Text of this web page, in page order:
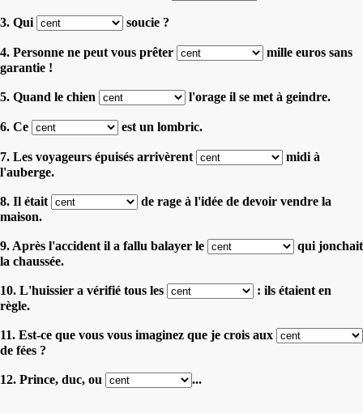
3. Qui soucie ?
4. Personne ne peut vous prêter
mille euros sans
garantie !
5. Quand le chien l'orage il se met à geindre.
6. Ce est un lombric.
7. Les voyageurs épuisés arrivèrent
midi à
l'auberge.
8. Il était
de rage à l'idée de devoir vendre la
maison.
9. Après l'accident il a fallu balayer le
qui jonchait
la chaussée.
10. L'huissier a vérifié tous les
: ils étaient en
règle.
11. Est-ce que vous vous imaginez que je crois aux
de fées ?
12. Prince, duc, ou ...